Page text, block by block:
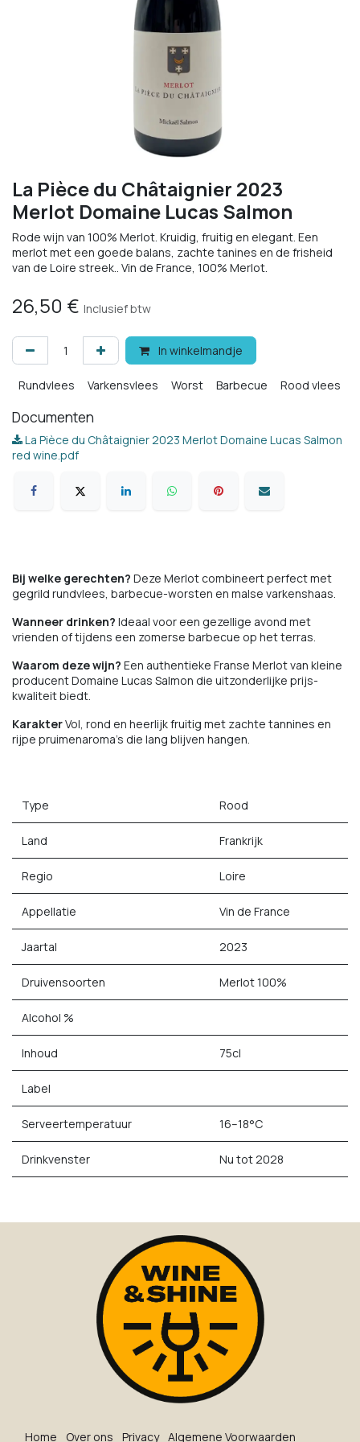
La Pièce du Châtaignier 2023
Merlot Domaine Lucas Salmon
Rode wijn van 100% Merlot. Kruidig, fruitig en elegant. Een
merlot met een goede balans, zachte tanines en de frisheid
van de Loire streek.. Vin de France, 100% Merlot.
26,50 € Inclusief btw
In winkelmandje
Rundvlees Varkensvlees Worst Barbecue Rood vlees
Documenten
La Pièce du Châtaignier 2023 Merlot Domaine Lucas Salmon
red wine.pdf
Bij welke gerechten? Deze Merlot combineert perfect met
gegrild rundvlees, barbecue-worsten en malse varkenshaas.
Wanneer drinken? Ideaal voor een gezellige avond met
vrienden of tijdens een zomerse barbecue op het terras.
Waarom deze wijn? Een authentieke Franse Merlot van kleine
producent Domaine Lucas Salmon die uitzonderlijke prijs-
kwaliteit biedt.
KarakterVol, rond en heerlijk fruitig met zachte tannines en
rijpe pruimenaroma's die lang blijven hangen.
Type Rood
Land Frankrijk
Regio Loire
Appellatie Vin de France
Jaartal 2023
Druivensoorten Merlot 100%
Alcohol %
Inhoud 75cl
Label
Serveertemperatuur 16–18°C
Drinkvenster Nu tot 2028
Ho​me O​ve​r on​s Privacy Algemene Voorwaarden